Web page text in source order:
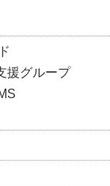
援グループ